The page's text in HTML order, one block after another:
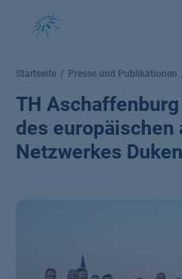
Startseite Presse und Publikationen
TH
des europäischen
Netzwerkes